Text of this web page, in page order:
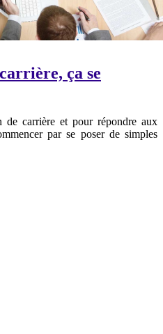
ça se
carrière et pour répondre aux
par se poser de simples